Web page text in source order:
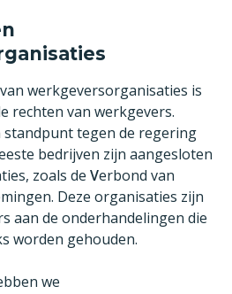
werkgeversorganisaties is
rechten van werkgevers.
standpunt tegen de regering
bedrijven zijn aangesloten
zoals de Verbond van
Deze organisaties zijn
aan de onderhandelingen die
worden gehouden.
we